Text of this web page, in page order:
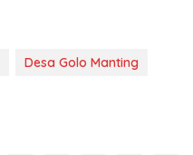
Desa Golo Manting